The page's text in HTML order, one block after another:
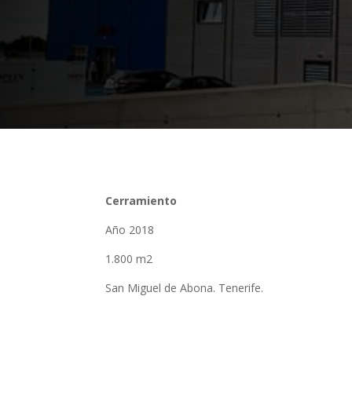
Cerramiento
Año 2018
1.800 m2
San Miguel de Abona. Tenerife.